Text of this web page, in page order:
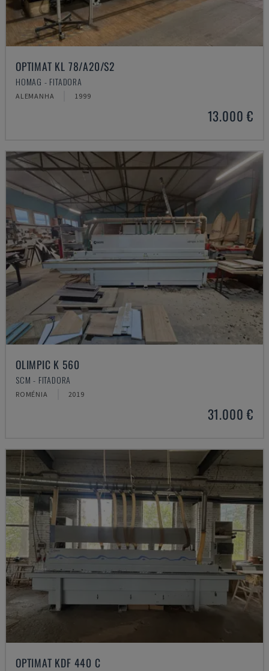
OPTIMAT KL 78/A20/S2
HOMAG - FITADORA
ALEMANHA 1999
13.000 €
OLIMPIC K 560
SCM - FITADORA
ROMÉNIA 2019
31.000 €
OPTIMAT KDF 440 C